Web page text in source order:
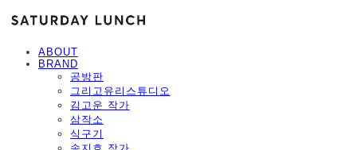
ABOUT
BRAND
공방판
그리고유리스튜디오
김고운 작가
삼작소
식구기